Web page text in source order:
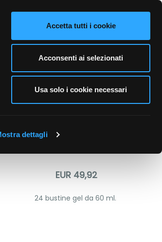
dettagli
Accetta tutti i cookie
Acconsenti ai selezionati
Usa solo i cookie necessari
LINGUE
NAZIONE VENDITA
DELL'AMBIENTE BUSINESS
EUR 49,92
24 bustine gel da 60 ml.